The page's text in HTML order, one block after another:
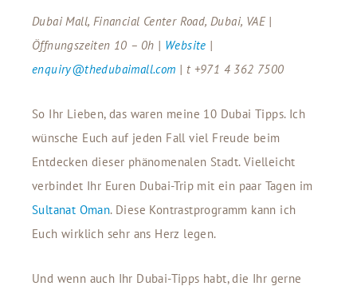
Dubai Mall, Financial Center Road, Dubai, VAE |
Öffnungszeiten 10 – 0h | Website |
enquiry@thedubaimall.com | t +971 4 362 7500
So Ihr Lieben, das waren meine 10 Dubai Tipps. Ich
wünsche Euch auf jeden Fall viel Freude beim
Entdecken dieser phänomenalen Stadt. Vielleicht
verbindet Ihr Euren Dubai-Trip mit ein paar Tagen im
Sultanat Oman. Diese Kontrastprogramm kann ich
Euch wirklich sehr ans Herz legen.
Und wenn auch Ihr Dubai-Tipps habt, die Ihr gerne